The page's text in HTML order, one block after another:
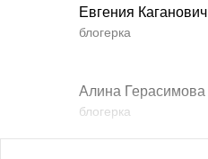
Евгения Каганович
блогерка
Алина Герасимова
блогерка